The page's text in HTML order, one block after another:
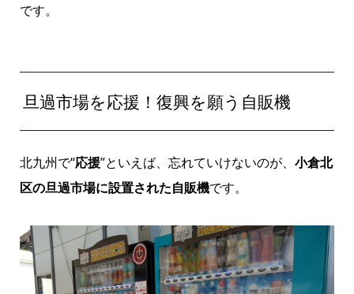
です。
旦過市場を応援！復興を願う自販機
北九州で“応援”といえば、忘れていけないのが、 小倉北
区の旦過市場に設置された自販機です。